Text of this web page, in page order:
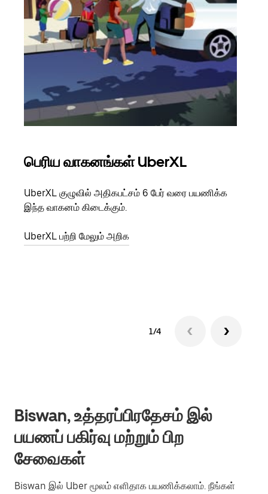
பெரிய வாகனங்கள் UberXL
UberXL குழுவில் அதிகபட்சம் 6 பேர் வரை பயணிக்க
இந்த வாகனம் கிடைக்கும்.
UberXL பற்றி மேலும் அறிக
1/4
Biswan, உத்தரப்பிரதேசம் இல்
பயணப் பகிர்வு மற்றும் பிற
சேவைகள்
Biswan இல் Uber மூலம் எளிதாக பயணிக்கலாம். நீங்கள்